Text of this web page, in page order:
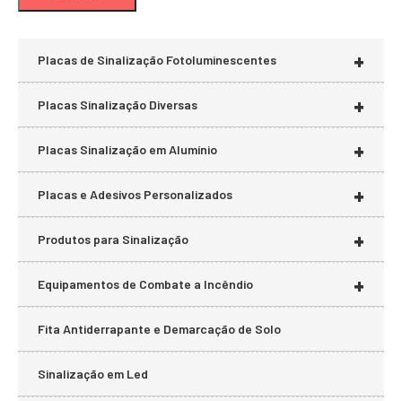
+
Placas de Sinalização Fotoluminescentes
+
Placas Sinalização Diversas
+
Placas Sinalização em Alumínio
+
Placas e Adesivos Personalizados
+
Produtos para Sinalização
+
Equipamentos de Combate a Incêndio
Fita Antiderrapante e Demarcação de Solo
Sinalização em Led